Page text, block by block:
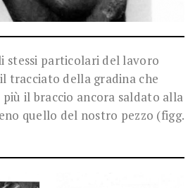
stessi particolari del lavoro
tracciato della gradina che
più il braccio ancora saldato alla
quello del nostro pezzo (figg.